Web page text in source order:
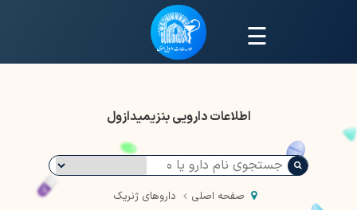
☰
اطلاعات دارویی بنزیمیدازول
صفحه اصلی داروهای ژنریک